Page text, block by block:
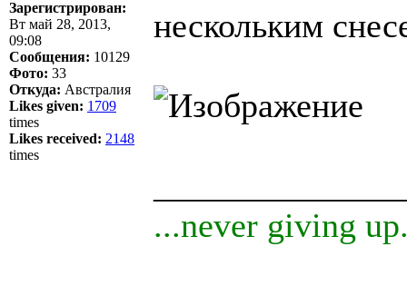
Зарегистрирован:
Вт май 28, 2013,
09:08
Сообщения: 10129
Фото: 33
Откуда: Австралия
Likes given: 1709
times
Likes received: 2148
times
нескольким
...never giving